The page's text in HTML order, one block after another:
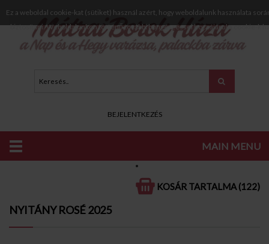
Ez a weboldal cookie-kat (sütiket) használ azért, hogy weboldalunk használata
biztosítani. Weboldalunkon történő további böngészéssel hozzájárul a cookie-k
BEJELENTKEZÉS
MAIN MENU
KOSÁR TARTALMA (122)
SZÁRAZ ROSÉ BOROK
VÉLEMÉNYEK
NYITÁNY ROSÉ 2025